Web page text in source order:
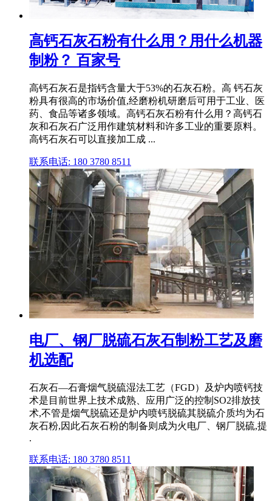
高钙石灰石粉有什么用？用什么机器
制粉？ 百家号
高钙石灰石是指钙含量大于53%的石灰石粉。高 钙石灰
粉具有很高的市场价值,经磨粉机研磨后可用于工业、医
药、食品等诸多领域。高钙石灰石粉有什么用？高钙石
灰和石灰石广泛用作建筑材料和许多工业的重要原料。
高钙石灰石可以直接加工成 ...
联系电话: 180 3780 8511
电厂、钢厂脱硫石灰石制粉工艺及磨
机选配
石灰石—石膏烟气脱硫湿法工艺（FGD）及炉内喷钙技
术是目前世界上技术成熟、应用广泛的控制SO2排放技
术,不管是烟气脱硫还是炉内喷钙脱硫其脱硫介质均为石
灰石粉,因此石灰石粉的制备则成为火电厂、钢厂脱硫,提
.
联系电话: 180 3780 8511